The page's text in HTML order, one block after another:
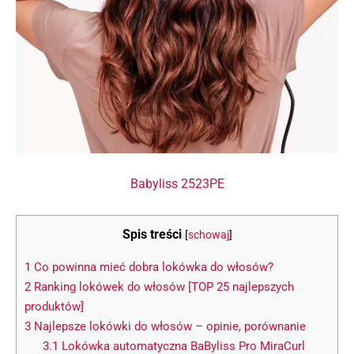
Babyliss 2523PE
Spis treści [schowaj]
1 Co powinna mieć dobra lokówka do włosów?
2 Ranking lokówek do włosów [TOP 25 najlepszych
produktów]
3 Najlepsze lokówki do włosów – opinie, porównanie
3.1 Lokówka automatyczna BaByliss Pro MiraCurl